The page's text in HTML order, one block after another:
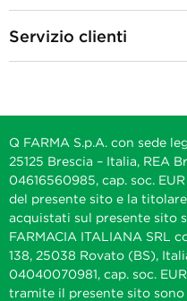
Servizio clienti
Q FARMA S.p.A. con sede
25125 Brescia – Italia, REA
04616560985, cap. soc.
del presente sito e la
acquistati sul presente sito
FARMACIA ITALIANA SRL
138, 25038 Rovato (BS),
04040070981, cap. soc.
tramite il presente sito